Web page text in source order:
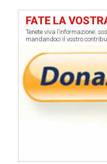
FATE LA
Tenete viva l’informazione:
mandandoci il vostro